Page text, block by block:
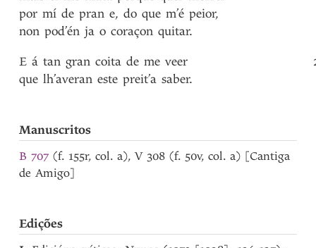
por mí de pran e, do que m’é peior,
non pod’én ja o coraçon quitar.
E á tan gran coita de me veer
que lh’averan este preit’a saber.
Manuscritos
B 707 (f. 155r, col. a), V 308 (f. 50v, col. a) [Cantiga
de Amigo]
Edições